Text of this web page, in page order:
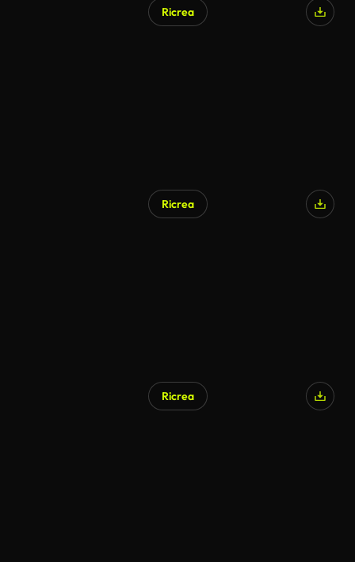
Ricrea
Ricrea
Ricrea